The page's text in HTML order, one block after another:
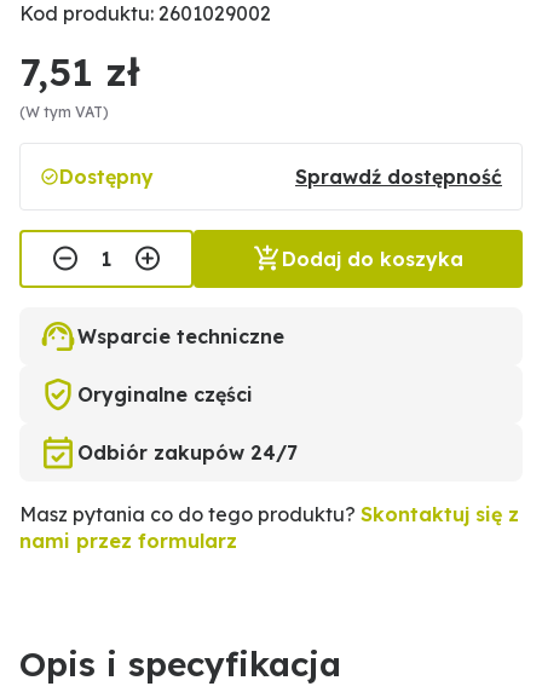
Kod produktu: 2601029002
7,51 zł
(W tym VAT)
Dostępny Sprawdź dostępność
Dodaj do koszyka
Wsparcie techniczne
Oryginalne części
Odbiór zakupów 24/7
Masz pytania co do tego produktu? Skontaktuj się z
nami przez formularz
Opis i specyfikacja